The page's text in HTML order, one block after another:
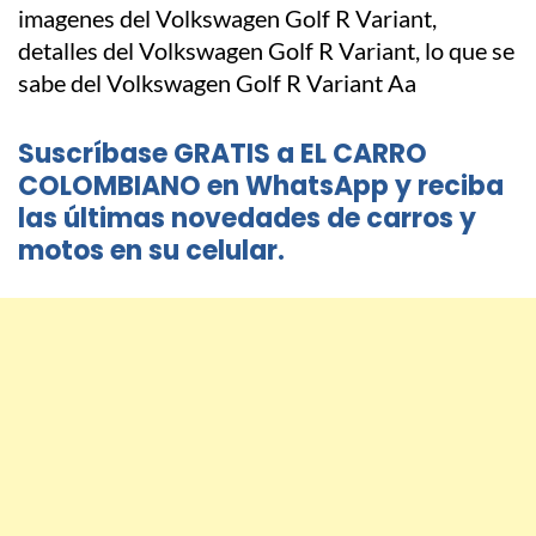
Suscríbase GRATIS a EL CARRO
COLOMBIANO en WhatsApp y reciba
las últimas novedades de carros y
motos en su celular.